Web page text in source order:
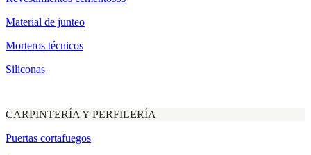
Material de junteo
Morteros técnicos
Siliconas
CARPINTERÍA Y PERFILERÍA
Puertas cortafuegos